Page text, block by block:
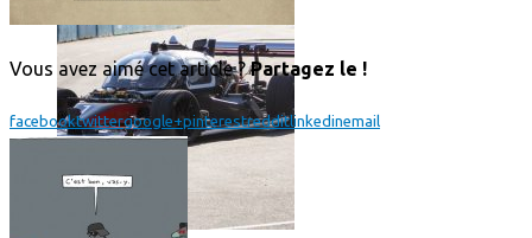
Vous avez aimé cet article ?Partagez le !
facebooktwittergoogle+pinterestredditlinkedinemail